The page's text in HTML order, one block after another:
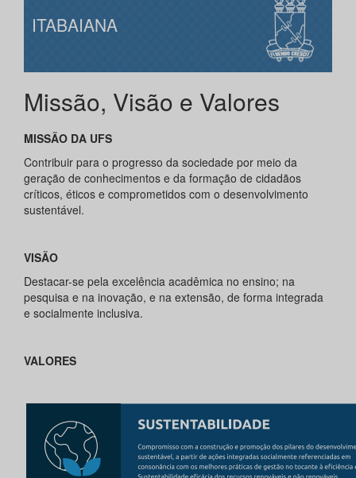
ITABAIANA
Missão, Visão e Valores
MISSÃO DA UFS
Contribuir para o progresso da sociedade por meio da
geração de conhecimentos e da formação de cidadãos
críticos, éticos e comprometidos com o desenvolvimento
sustentável.
VISÃO
Destacar-se pela excelência acadêmica no ensino; na
pesquisa e na inovação, e na extensão, de forma integrada
e socialmente inclusiva.
VALORES